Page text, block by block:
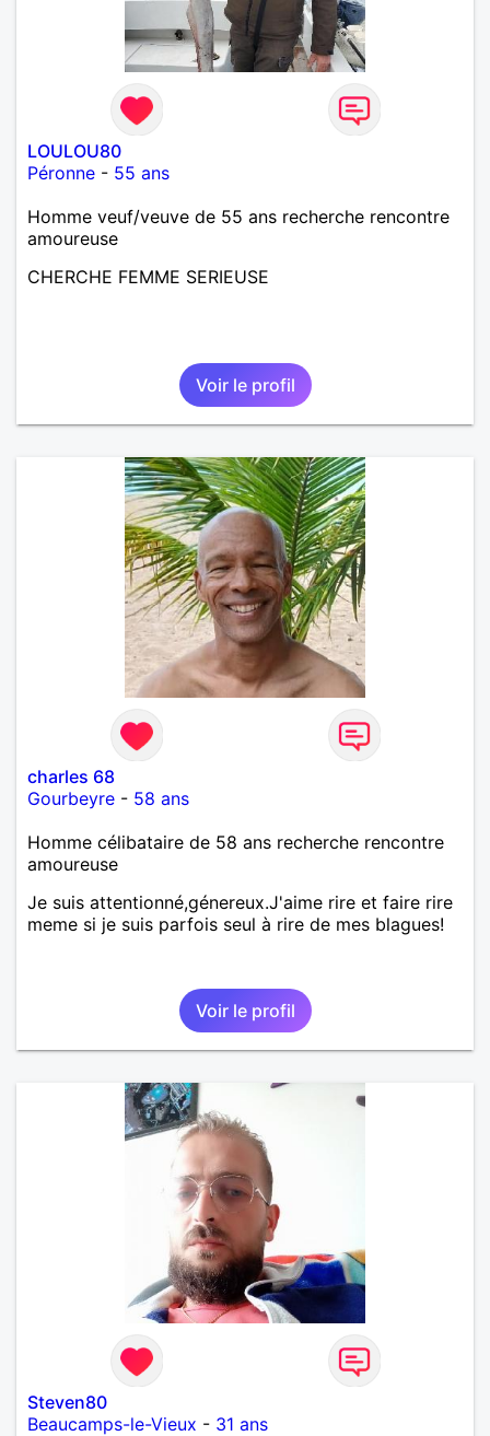
LOULOU80
Péronne - 55 ans
Homme veuf/veuve de 55 ans recherche rencontre
amoureuse
CHERCHE FEMME SERIEUSE
Voir le profil
charles 68
Gourbeyre - 58 ans
Homme célibataire de 58 ans recherche rencontre
amoureuse
Je suis attentionné,génereux.J'aime rire et faire rire
meme si je suis parfois seul à rire de mes blagues!
Voir le profil
Steven80
Beaucamps-le-Vieux - 31 ans